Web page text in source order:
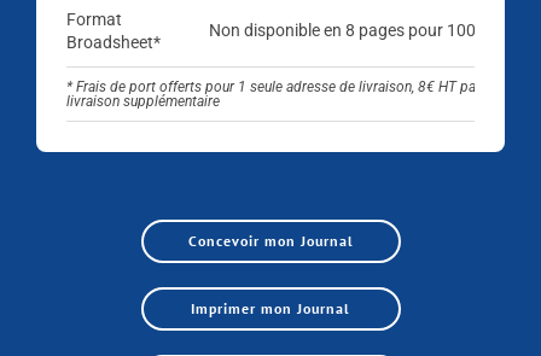
Format
Broadsheet*
Non disponible en 8 pages pour 100
* Frais de port offerts pour 1 seule adresse de livraison, 8€ HT par adresse
livraison supplémentaire
Concevoir mon Journal
Imprimer mon Journal